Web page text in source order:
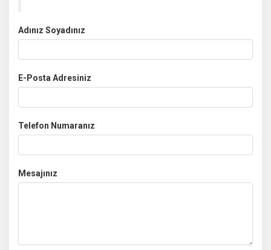
Adınız Soyadınız
E-Posta Adresiniz
Telefon Numaranız
Mesajınız